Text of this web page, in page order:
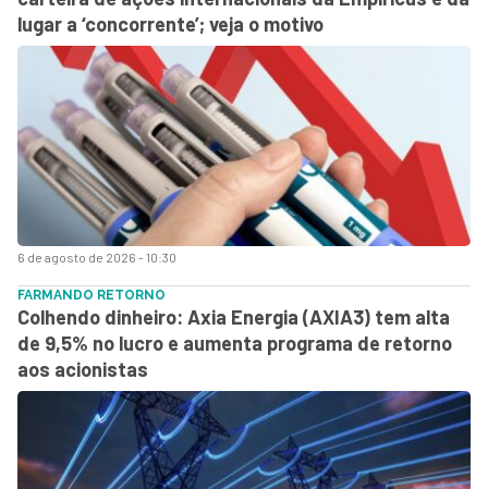
6 de agosto de 2026 - 10:30
lugar a ‘concorrente’; veja o motivo
FARMANDO RETORNO
Colhendo dinheiro: Axia Energia (AXIA3) tem alta
de 9,5% no lucro e aumenta programa de retorno
aos acionistas